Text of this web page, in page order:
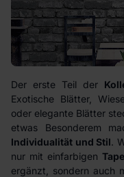
Der erste Teil der
Exotische Blätter,
oder elegante Blätter
etwas Besonderem
Individualität und Stil.
nur mit einfarbigen
ergänzt, sondern auch